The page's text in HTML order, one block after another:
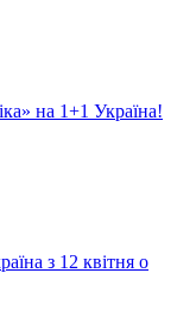
на 1+1 Україна!
з 12 квітня о